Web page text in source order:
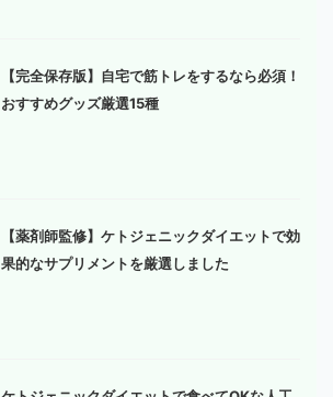
【完全保存版】自宅で筋トレをするなら必須！
おすすめグッズ厳選15種
【薬剤師監修】ケトジェニックダイエットで効
果的なサプリメントを厳選しました